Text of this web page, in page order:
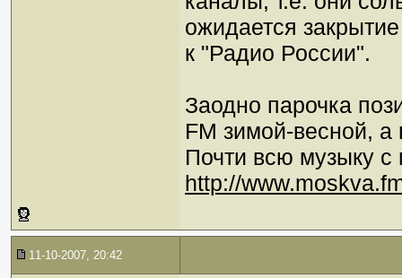
ожидается
к "Радио России".
Заодно парочка
FM зимой-весной,
Почти всю музыку с
http://
11-10-2007, 20:42